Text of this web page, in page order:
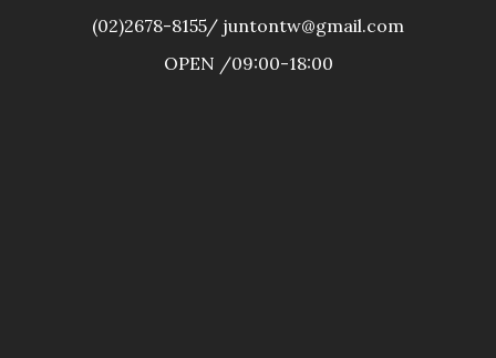
(02)2678-8155/ juntontw@gmail.com
OPEN /09:00-18:00